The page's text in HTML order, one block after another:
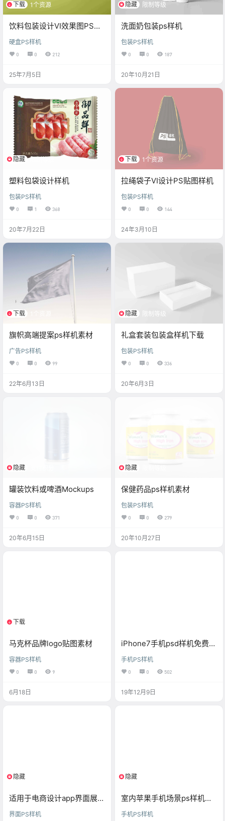
下载 1个资源
饮料包装设计VI效果图PS样
硬盒PS样机
0 0 212
25年7月5日
隐藏 限制等级
洗面奶包装ps样机
包装PS样机
0 0 187
20年10月21日
隐藏 限制等级
塑料包袋设计样机
包装PS样机
0 1 368
20年7月22日
下载 1个资源
拉绳袋子VI设计PS贴图样机
包装PS样机
0 0 144
24年3月10日
下载
旗帜高端提案ps样机素材
广告PS样机
0 0 99
22年6月13日
隐藏 限制等级
礼盒套装包装盒样机下载
包装PS样机
0 0 336
20年6月3日
隐藏
罐装饮料或啤酒Mockups
容器PS样机
0 0 371
20年6月15日
隐藏
保健药品ps样机素材
包装PS样机
0 0 279
20年10月27日
下载
马克杯品牌logo贴图素材
容器PS样机
0 0 9
6月18日
iPhone7手机psd样机免费素
材
手机PS样机
0 0 502
19年12月9日
隐藏
适用于电商设计app界面展示
界面PS样机
隐藏
室内苹果手机场景ps样机素
手机PS样机